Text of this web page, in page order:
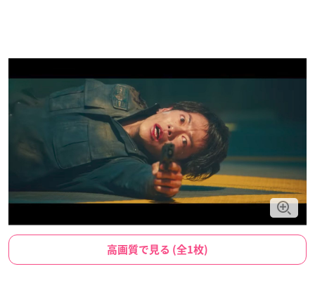
高画質で見る (全1枚)